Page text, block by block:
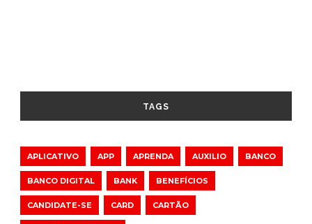
TAGS
APLICATIVO APP APRENDA AUXILIO BANCO
BANCO DIGITAL BANK BENEFÍCIOS
CANDIDATE-SE CARD CARTÃO